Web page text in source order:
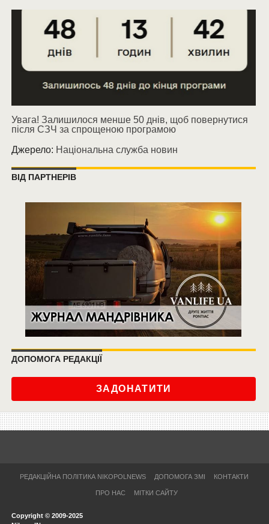
Увага! Залишилося менше 50 днів, щоб повернутися
після СЗЧ за спрощеною програмою
Джерело: Національна служба новин
ВІД ПАРТНЕРІВ
ДОПОМОГА РЕДАКЦІЇ
ЗАДОНАТИТИ
РЕДАКЦІЙНА ПОЛІТИКА NIKOPOLNEWS ДОПОМОГА ЗМІ КОНТАКТИ
ПРО НАС МІТКИ САЙТУ
Copyright © 2009-2025